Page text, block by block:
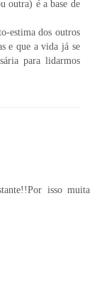
outra) é a base de
estima dos outros
e que a vida já se
para lidarmos
isso muita